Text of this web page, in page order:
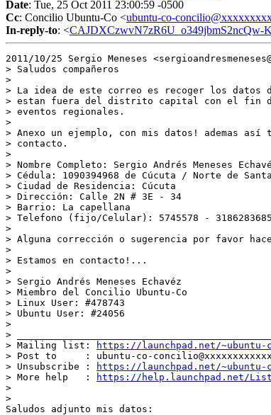
Date: Tue, 25 Oct 2011 23:00:59 -0500
Cc: Concilio Ubuntu-Co <ubuntu-co-
In-reply-to: <CAJDXCzwvN7zR6U_o349jbmS2ncQw-
2011/10/25 Sergio Meneses
> Saludos compañeros
>
> La idea de este correo es recoger los datos
> estan fuera del distrito capital con el fin
> eventos regionales.
>
> Anexo un ejemplo, con mis datos! ademas así
> contacto.
>
> Nombre Completo: Sergio Andrés Meneses
> Cédula: 1090394968 de Cúcuta / Norte de
> Ciudad de Residencia: Cúcuta
> Dirección: Calle 2N # 3E - 34
> Barrio: La capellana
> Telefono (fijo/Celular): 5745578 - 3186283685
>
> Alguna corrección o sugerencia por favor
>
> Estamos en contacto!...
>
> Sergio Andrés Meneses Echavéz
> Miembro del Concilio Ubuntu-Co
> Linux User: #478743
> Ubuntu User: #24056
>
>
> Mailing list:
https://launchpad.net/
> Post to     : ubuntu-co-
> Unsubscribe :
https://launchpad.net/
> More help   :
https://help.launchpad.net/
>
>
Saludos adjunto mis datos: